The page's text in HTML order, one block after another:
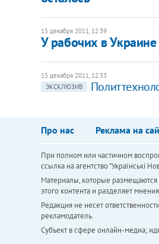
15 декабря 2011, 12:39
​У рабочих в
15 декабря 2011, 12:33
ЭКСКЛЮЗИВ
Про нас Реклама на
При полном или частичном
ссылка на агентство "Українськi
Материалы, которые размещаются
этого контента и разделяет
Редакция не несет
рекламодатель.
Субъект в сфере онлайн-медиа;